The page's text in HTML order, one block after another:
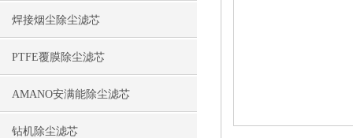
焊接烟尘除尘滤芯
PTFE覆膜除尘滤芯
AMANO安满能除尘滤芯
钻机除尘滤芯